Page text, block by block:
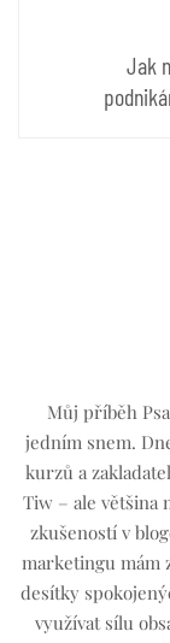
Jak
Můj příběh
jedním snem.
kurzů a
Tiw – ale většina
zkušeností v
marketingu mám
desítky
využívat sílu